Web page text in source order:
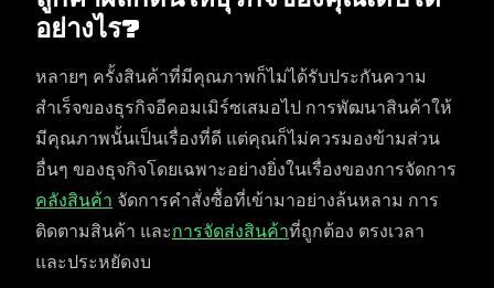
อย่างไร?
หลายๆ ครั้งสินค้าที่มีคุณภาพก็ไม่ได้รับประกันความ
สำเร็จของธุรกิจอีคอมเมิร์ซเสมอไป การพัฒนาสินค้าให้
มีคุณภาพนั้นเป็นเรื่องที่ดี แต่คุณก็ไม่ควรมองข้ามส่วน
อื่นๆ ของธุจกิจโดยเฉพาะอย่างยิ่งในเรื่องของการจัดการ
คลังสินค้า จัดการคำสั่งซื้อที่เข้ามาอย่างล้นหลาม การ
ติดตามสินค้า และการจัดส่งสินค้าที่ถูกต้อง ตรงเวลา
และประหยัดงบ